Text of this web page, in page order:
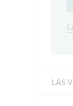
LÄS